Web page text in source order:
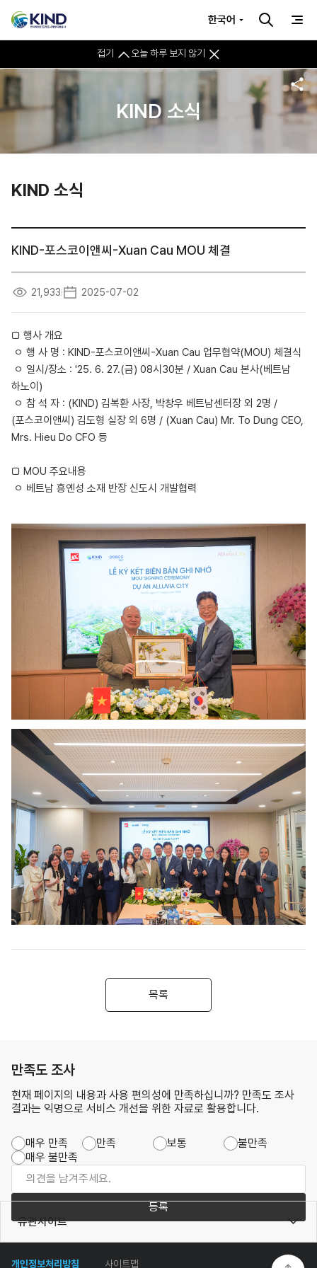
접기 오늘 하루 보지 않기
한국어
KIND 소식
KIND 소식
KIND-포스코이앤씨-Xuan Cau MOU 체결
21,933 2025-07-02
□ 행사 개요
ㅇ 행 사 명 : KIND-포스코이앤씨-Xuan Cau 업무협약(MOU) 체결식
ㅇ 일시/장소 : '25. 6. 27.(금) 08시30분 / Xuan Cau 본사(베트남
하노이)
ㅇ 참 석 자 : (KIND) 김복환 사장, 박창우 베트남센터장 외 2명 /
(포스코이앤씨) 김도형 실장 외 6명 / (Xuan Cau) Mr. To Dung CEO,
Mrs. Hieu Do CFO 등
□ MOU 주요내용
ㅇ 베트남 흥옌성 소재 반장 신도시 개발협력
목록
만족도 조사
현재 페이지의 내용과 사용 편의성에 만족하십니까? 만족도 조사
결과는 익명으로 서비스 개선을 위한 자료로 활용합니다.
매우 만족 만족 보통
불만족
매우 불만족
등록
개인정보처리방침 사이트맵
유관사이트